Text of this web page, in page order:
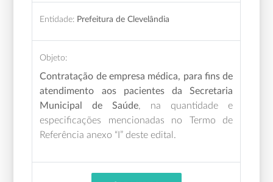
Entidade: Prefeitura de Clevelândia
Objeto:
Contratação de empresa médica, para fins de
atendimento aos pacientes da Secretaria
Municipal de Saúde, na quantidade e
especificações mencionadas no Termo de
Referência anexo “I” deste edital.